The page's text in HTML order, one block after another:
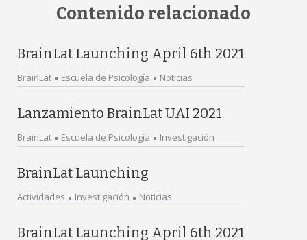
Contenido relacionado
BrainLat Launching April 6th 2021
BrainLat Escuela de Psicología Noticias
Lanzamiento BrainLat UAI 2021
BrainLat Escuela de Psicología Investigación
BrainLat Launching
Actividades Investigación Noticias
BrainLat Launching April 6th 2021